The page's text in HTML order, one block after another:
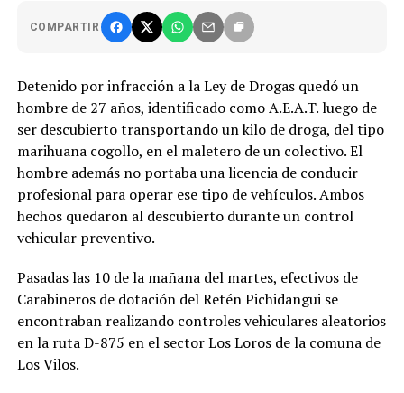
COMPARTIR
Detenido por infracción a la Ley de Drogas quedó un
hombre de 27 años, identificado como A.E.A.T. luego de
ser descubierto transportando un kilo de droga, del tipo
marihuana cogollo, en el maletero de un colectivo. El
hombre además no portaba una licencia de conducir
profesional para operar ese tipo de vehículos. Ambos
hechos quedaron al descubierto durante un control
vehicular preventivo.
Pasadas las 10 de la mañana del martes, efectivos de
Carabineros de dotación del Retén Pichidangui se
encontraban realizando controles vehiculares aleatorios
en la ruta D-875 en el sector Los Loros de la comuna de
Los Vilos.